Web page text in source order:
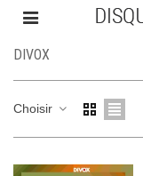
DIVOX
Choisir